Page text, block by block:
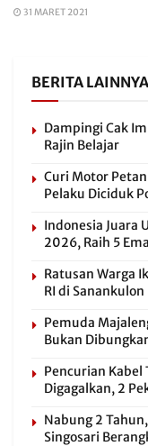
31 MARET 2021
BERITA LAINNYA
Dampingi Cak
Rajin Belajar
Curi Motor
Pelaku Diciduk
Indonesia Juara
2026, Raih 5
Ratusan Warga
RI di
Pemuda
Bukan
Pencurian Kabel
Digagalkan, 2
Nabung 2
Singosari